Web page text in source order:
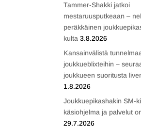
Tammer-Shakki jatkoi
mestaruusputkeaan –
peräkkäinen
kulta 3.8.2026
Kansainvälistä
joukkueblixteihin –
joukkueen suoritusta
1.8.2026
Joukkuepikashakin SM-
käsiohjelma ja palvelut
29.7.2026